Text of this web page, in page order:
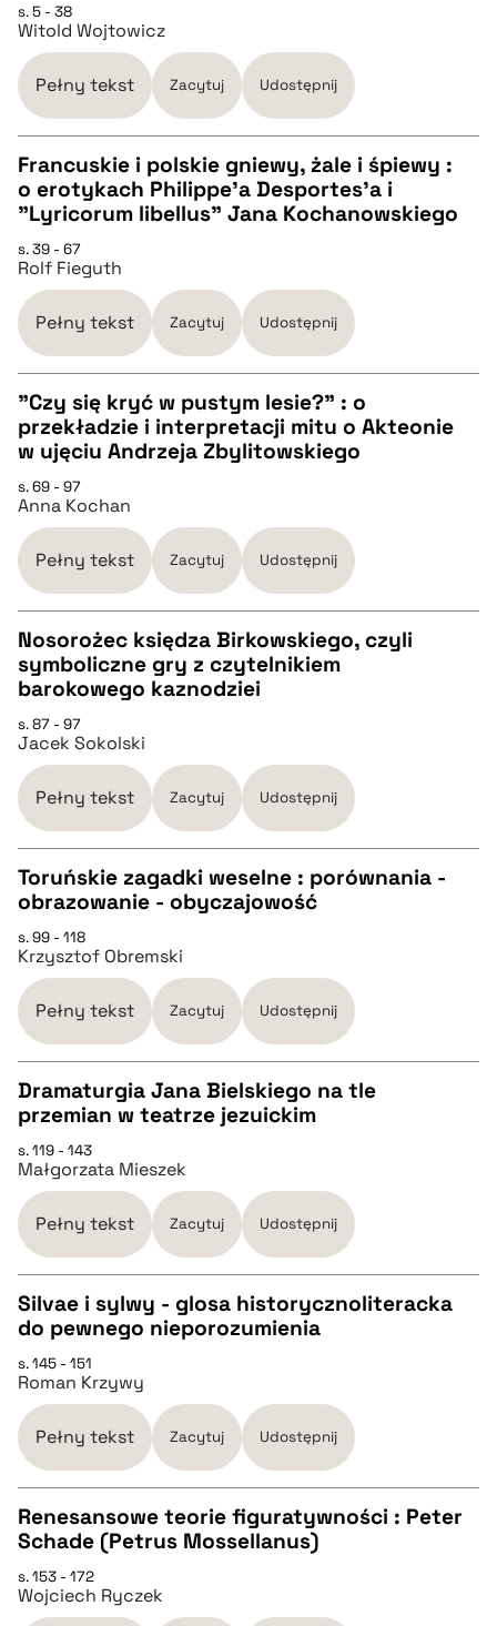
s. 5 - 38
Witold Wojtowicz
Pełny tekst Zacytuj Udostępnij
CZYSTY TEKST
pobierz cytat
BIBTEX
pobierz cytat
Francuskie i polskie gniewy, żale i śpiewy :
o erotykach Philippe'a Desportes'a i
"Lyricorum libellus" Jana Kochanowskiego
s. 39 - 67
Rolf Fieguth
Pełny tekst Zacytuj Udostępnij
CZYSTY TEKST
pobierz cytat
BIBTEX
pobierz cytat
"Czy się kryć w pustym lesie?" : o
przekładzie i interpretacji mitu o Akteonie
w ujęciu Andrzeja Zbylitowskiego
s. 69 - 97
Anna Kochan
Pełny tekst Zacytuj Udostępnij
CZYSTY TEKST
pobierz cytat
BIBTEX
pobierz cytat
Nosorożec księdza Birkowskiego, czyli
symboliczne gry z czytelnikiem
barokowego kaznodziei
s. 87 - 97
Jacek Sokolski
Pełny tekst Zacytuj Udostępnij
pobierz cytat
BIBTEX
pobierz cytat
Toruńskie zagadki weselne : porównania -
obrazowanie - obyczajowość
s. 99 - 118
Krzysztof Obremski
Pełny tekst Zacytuj Udostępnij
pobierz cytat
BIBTEX
pobierz cytat
Dramaturgia Jana Bielskiego na tle
przemian w teatrze jezuickim
s. 119 - 143
Małgorzata Mieszek
Pełny tekst Zacytuj Udostępnij
CZYSTY TEKST
pobierz cytat
BIBTEX
pobierz cytat
Silvae i sylwy - glosa historycznoliteracka
do pewnego nieporozumienia
s. 145 - 151
Roman Krzywy
Pełny tekst Zacytuj Udostępnij
CZYSTY TEKST
Renesansowe teorie figuratywności : Peter
Schade (Petrus Mossellanus)
s. 153 - 172
Wojciech Ryczek